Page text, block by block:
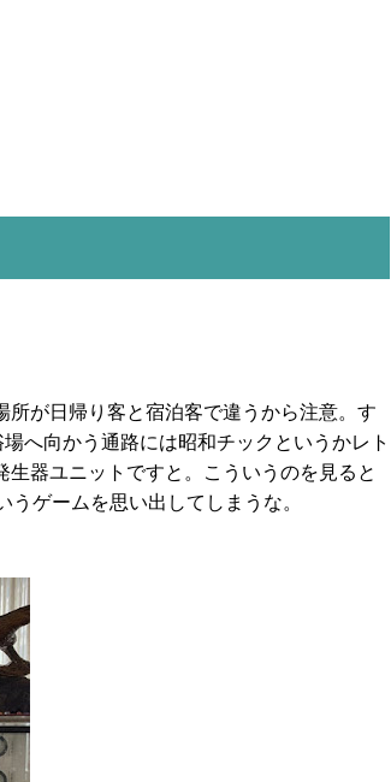
が日帰り客と宿泊客で違うから注意。す
へ向かう通路には昭和チックというかレト
器ユニットですと。こういうのを見ると
ゲームを思い出してしまうな。